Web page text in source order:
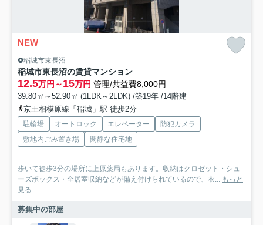
NEW
稲城市東長沼
稲城市東長沼の賃貸マンション
12.5万円～15万円 管理/共益費8,000円
39.80㎡～52.90㎡ (1LDK～2LDK) /築19年 /14階建
京王相模原線「稲城」駅 徒歩2分
駐輪場 オートロック エレベーター
防犯カメラ
敷地内ごみ置き場
閑静な住宅地
歩いて徒歩3分の場所に上原薬局もあります。収納はクロゼット・シュ
ーズボックス・全居室収納などが備え付けられているので、衣...
もっと
見る
募集中の部屋